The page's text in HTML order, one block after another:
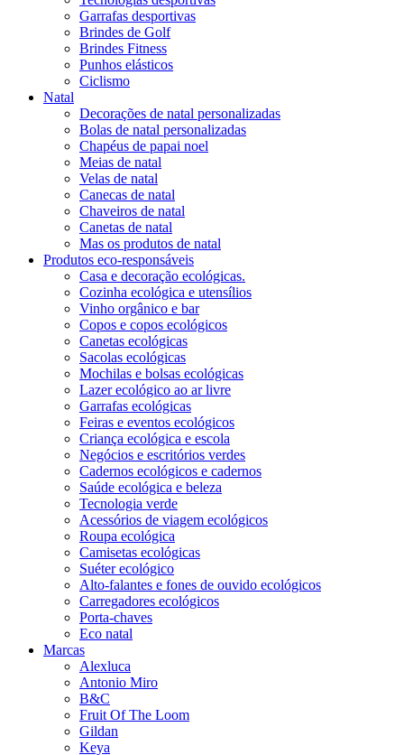
Garrafas desportivas
Brindes de Golf
Brindes Fitness
Punhos elásticos
Ciclismo
Natal
Decorações de natal personalizadas
Bolas de natal personalizadas
Chapéus de papai noel
Meias de natal
Velas de natal
Canecas de natal
Chaveiros de natal
Canetas de natal
Mas os produtos de natal
Produtos eco-responsáveis
Casa e decoração ecológicas.
Cozinha ecológica e utensílios
Vinho orgânico e bar
Copos e copos ecológicos
Canetas ecológicas
Sacolas ecológicas
Mochilas e bolsas ecológicas
Lazer ecológico ao ar livre
Garrafas ecológicas
Feiras e eventos ecológicos
Criança ecológica e escola
Negócios e escritórios verdes
Cadernos ecológicos e cadernos
Saúde ecológica e beleza
Tecnologia verde
Acessórios de viagem ecológicos
Roupa ecológica
Camisetas ecológicas
Suéter ecológico
Alto-falantes e fones de ouvido ecológicos
Carregadores ecológicos
Porta-chaves
Eco natal
Marcas
Alexluca
Antonio Miro
B&C
Fruit Of The Loom
Gildan
Keya